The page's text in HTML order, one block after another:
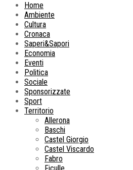
Home
Ambiente
Cultura
Cronaca
Saperi&Sapori
Economia
Eventi
Politica
Sociale
Sponsorizzate
Sport
Territorio
Allerona
Baschi
Castel Giorgio
Castel Viscardo
Fabro